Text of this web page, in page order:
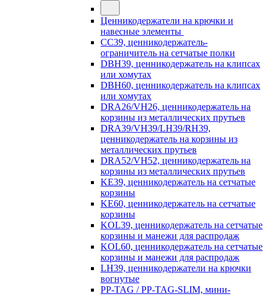
Ценникодержатели на крючки и
навесные элементы
CC39, ценникодержатель-
ограничитель на сетчатые полки
DBH39, ценникодержатель на клипсах
или хомутах
DBH60, ценникодержатель на клипсах
или хомутах
DRA26/VH26, ценникодержатель на
корзины из металлических прутьев
DRA39/VH39/LH39/RH39,
ценникодержатель на корзины из
металлических прутьев
DRA52/VH52, ценникодержатель на
корзины из металлических прутьев
KE39, ценникодержатель на сетчатые
корзины
KE60, ценникодержатель на сетчатые
корзины
KOL39, ценникодержатель на сетчатые
корзины и манежи для распродаж
KOL60, ценникодержатель на сетчатые
корзины и манежи для распродаж
LH39, ценникодержатели на крючки
вогнутые
PP-TAG / PP-TAG-SLIM, мини-